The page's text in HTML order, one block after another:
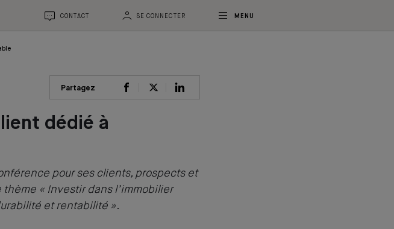
CONTACT SE CONNECTER MENU
Partagez
dédié à
pour ses clients, prospects et
thème « Investir dans l’immobilier
et rentabilité ».